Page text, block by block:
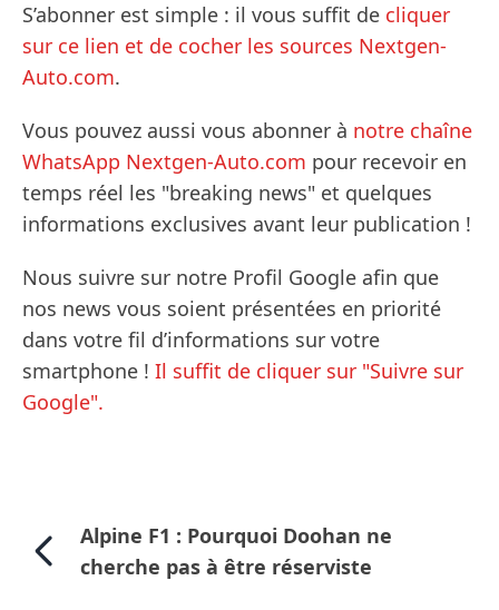
S’abonner est simple : il vous suffit de cliquer
sur ce lien et de cocher les sources Nextgen-
Auto.com.
Vous pouvez aussi vous abonner à notre chaîne
WhatsApp Nextgen-Auto.com pour recevoir en
temps réel les "breaking news" et quelques
informations exclusives avant leur publication !
Nous suivre sur notre Profil Google afin que
nos news vous soient présentées en priorité
dans votre fil d’informations sur votre
smartphone ! Il suffit de cliquer sur "Suivre sur
Google".
Alpine F1 : Pourquoi Doohan ne
cherche pas à être réserviste